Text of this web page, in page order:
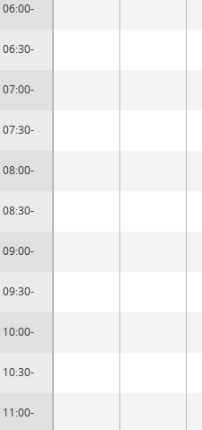
06:00-
06:30-
07:00-
07:30-
08:00-
08:30-
09:00-
09:30-
10:00-
10:30-
11:00-